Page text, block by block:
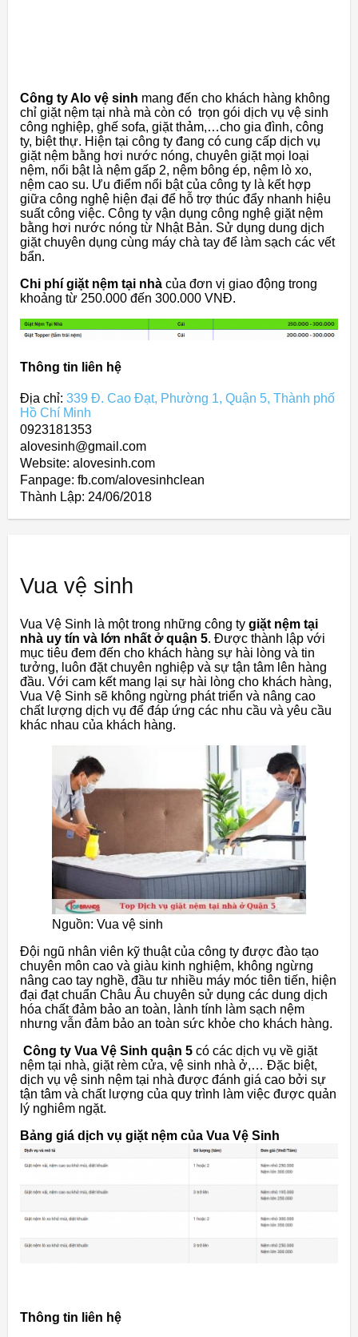
Công ty Alo vệ sinh mang đến cho khách hàng không
chỉ giặt nệm tại nhà mà còn có trọn gói dịch vụ vệ sinh
công nghiệp, ghế sofa, giặt thảm,…cho gia đình, công
ty, biệt thự. Hiện tại công ty đang có cung cấp dịch vụ
giặt nệm bằng hơi nước nóng, chuyên giặt mọi loại
nệm, nổi bật là nệm gấp 2, nệm bông ép, nệm lò xo,
nệm cao su. Ưu điểm nổi bật của công ty là kết hợp
giữa công nghệ hiện đại để hỗ trợ thúc đẩy nhanh hiệu
suất công việc. Công ty vận dụng công nghệ giặt nệm
bằng hơi nước nóng từ Nhật Bản. Sử dụng dung dịch
giặt chuyên dụng cùng máy chà tay để làm sạch các vết
bẩn.
Chi phí giặt nệm tại nhà của đơn vị giao động trong
khoảng từ 250.000 đến 300.000 VNĐ.
Thông tin liên hệ
Địa chỉ: 339 Đ. Cao Đạt, Phường 1, Quận 5, Thành phố
Hồ Chí Minh
0923181353
alovesinh@gmail.com
Website: alovesinh.com
Fanpage: fb.com/alovesinhclean
Thành Lập: 24/06/2018
Vua vệ sinh
Vua Vệ Sinh là một trong những công ty giặt nệm tại
nhà uy tín và lớn nhất ở quận 5. Được thành lập với
mục tiêu đem đến cho khách hàng sự hài lòng và tin
tưởng, luôn đặt chuyên nghiệp và sự tận tâm lên hàng
đầu. Với cam kết mang lại sự hài lòng cho khách hàng,
Vua Vệ Sinh sẽ không ngừng phát triển và nâng cao
chất lượng dịch vụ để đáp ứng các nhu cầu và yêu cầu
khác nhau của khách hàng.
Nguồn: Vua vệ sinh
Đội ngũ nhân viên kỹ thuật của công ty được đào tạo
chuyên môn cao và giàu kinh nghiệm, không ngừng
nâng cao tay nghề, đầu tư nhiều máy móc tiên tiến, hiện
đại đạt chuẩn Châu Âu chuyên sử dụng các dung dịch
hóa chất đảm bảo an toàn, lành tính làm sạch nệm
nhưng vẫn đảm bảo an toàn sức khỏe cho khách hàng.
Công ty Vua Vệ Sinh quận 5 có các dịch vụ về giặt
nệm tại nhà, giặt rèm cửa, vệ sinh nhà ở,… Đặc biệt,
dịch vụ vệ sinh nệm tại nhà được đánh giá cao bởi sự
tận tâm và chất lượng của quy trình làm việc được quản
lý nghiêm ngặt.
Bảng giá dịch vụ giặt nệm của Vua Vệ Sinh
Thông tin liên hệ